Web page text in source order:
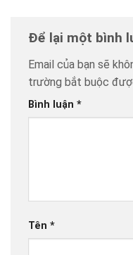
Để lại một bình
Email của bạn sẽ
trường bắt buộc
Bình luận *
Tên *